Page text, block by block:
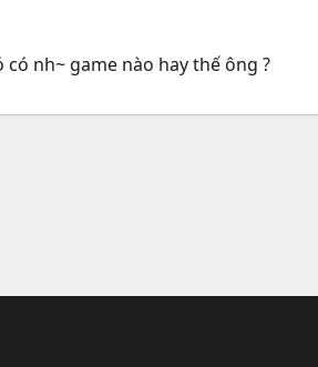
nh~ game nào hay thế ông ?